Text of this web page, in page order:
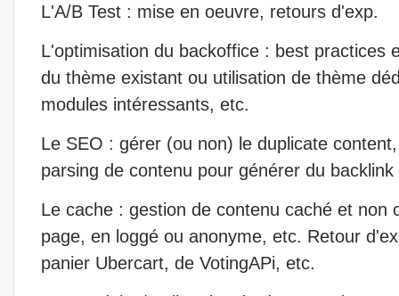
L'A/B Test : mise en oeuvre, retours d'exp.
L'optimisation du backoffice : best practices
du thème existant ou utilisation de thème
modules intéressants, etc.
Le SEO : gérer (ou non) le duplicate
parsing de contenu pour générer du
Le cache : gestion de contenu caché et non
page, en loggé ou anonyme, etc. Retour
panier Ubercart, de VotingAPi, etc.